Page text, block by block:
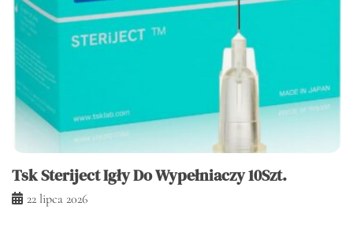
Tsk Steriject Igły Do Wypełniaczy 10Szt.
22 lipca 2026